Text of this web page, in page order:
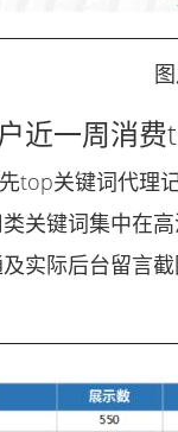
图
近一周消
关键词代理记
关键词集中在
实际后台留言